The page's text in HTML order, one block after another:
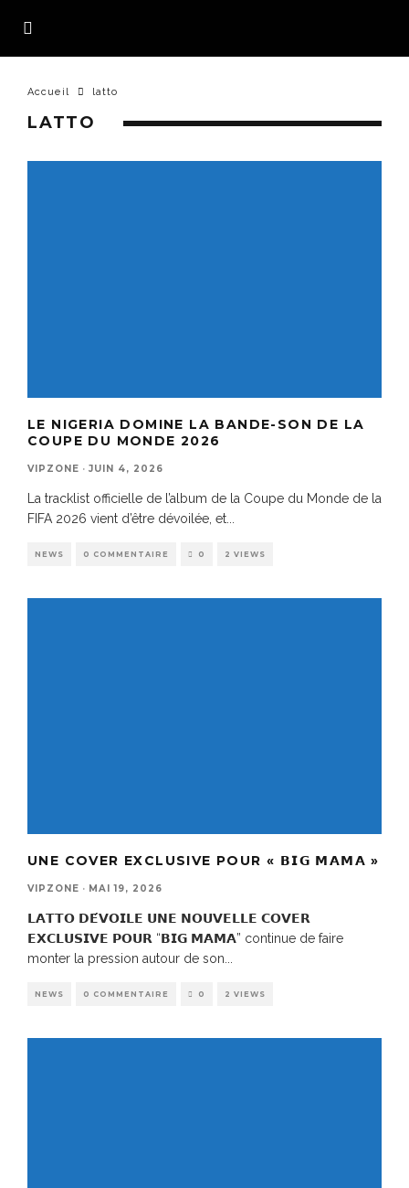
Accueil latto
LATTO
LE NIGERIA DOMINE LA BANDE-SON DE LA
COUPE DU MONDE 2026
VIPZONE · JUIN 4, 2026
La tracklist officielle de l’album de la Coupe du Monde de la
FIFA 2026 vient d’être dévoilée, et
NEWS 0 COMMENTAIRE 0 2 VIEWS
UNE COVER EXCLUSIVE POUR « 𝗕𝗜𝗚 𝗠𝗔𝗠𝗔 »
VIPZONE · MAI 19, 2026
𝗟𝗔𝗧𝗧𝗢 𝗗𝗘́𝗩𝗢𝗜𝗟𝗘 𝗨𝗡𝗘 𝗡𝗢𝗨𝗩𝗘𝗟𝗟𝗘 𝗖𝗢𝗩𝗘𝗥
𝗘𝗫𝗖𝗟𝗨𝗦𝗜𝗩𝗘 𝗣𝗢𝗨𝗥 “𝗕𝗜𝗚 𝗠𝗔𝗠𝗔” continue de faire
monter la pression autour de son...
NEWS 0 COMMENTAIRE 0 2 VIEWS